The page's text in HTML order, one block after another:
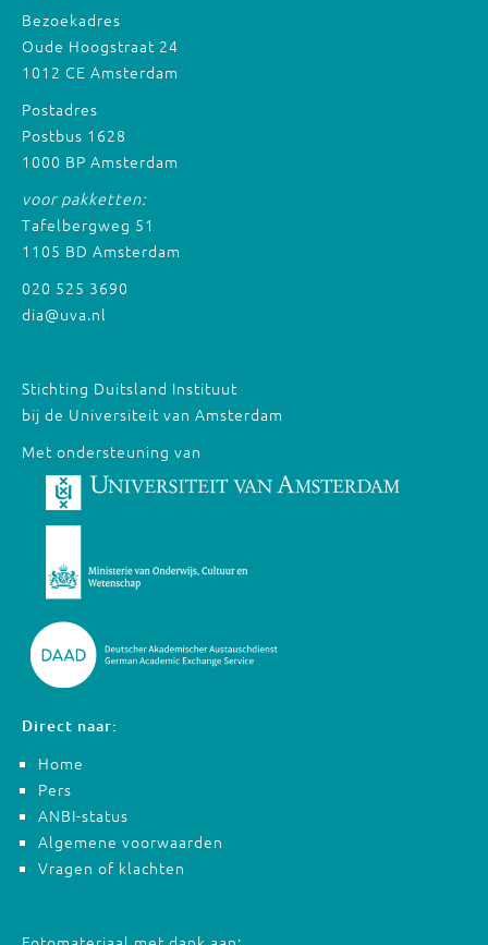
Bezoekadres
Oude Hoogstraat 24
1012 CE Amsterdam
Postadres
Postbus 1628
1000 BP Amsterdam
voor pakketten:
Tafelbergweg 51
1105 BD Amsterdam
020 525 3690
dia@uva.nl
Stichting Duitsland Instituut
bij de Universiteit van Amsterdam
Met ondersteuning van
Direct naar:
Home
Pers
ANBI-status
Algemene voorwaarden
Vragen of klachten